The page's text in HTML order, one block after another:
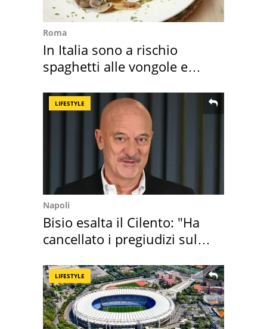
Roma
In Italia sono a rischio
spaghetti alle vongole e
LIFESTYLE
Napoli
Bisio esalta il Cilento: "Ha
cancellato i pregiudizi sul
LIFESTYLE